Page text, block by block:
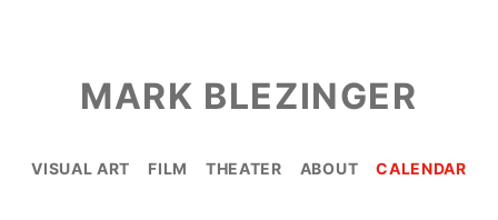
MARK BLEZINGER
VISUAL ART FILM THEATER ABOUT CALENDAR